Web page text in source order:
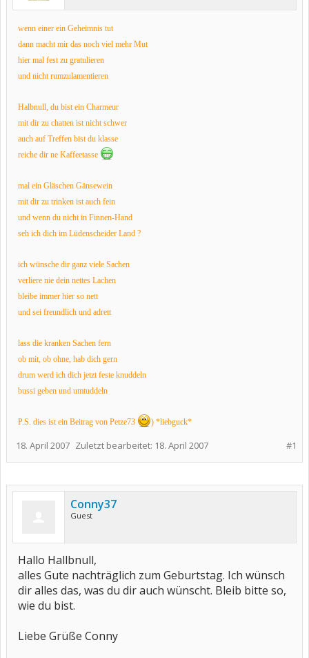
wenn einer ein Geheimnis tut
dann macht mir das noch viel mehr Mut
hier mal fest zu gratulieren
und nicht rumzulamentieren
Halbnull, du bist ein Charmeur
mit dir zu chatten ist nicht schwer
auch auf Treffen bist du klasse
reiche dir ne Kaffeetasse
mal ein Gläschen Gänsewein
mit dir zu trinken ist auch fein
und wenn du nicht in Finnen-Hand
seh ich dich im Lüdenscheider Land ?
ich wünsche dir ganz viele Sachen
verliere nie dein nettes Lachen
bleibe immer hier so nett
und sei freundlich und adrett
lass die kranken Sachen fern
ob mit, ob ohne, hab dich gern
drum werd ich dich jetzt feste knuddeln
bussi geben und umtuddeln
P.S. dies ist ein Beitrag von Petze73 ) *liebguck*
#1
18. April 2007 Zuletzt bearbeitet: 18. April 2007
Conny37
Guest
Hallo Hallbnull,
alles Gute nachträglich zum Geburtstag. Ich wünsch
dir alles das, was du dir auch wünscht. Bleib bitte so,
wie du bist.
Liebe Grüße Conny